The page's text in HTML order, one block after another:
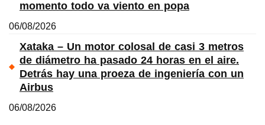
momento todo va viento en popa
06/08/2026
Xataka – Un motor colosal de casi 3 metros
de diámetro ha pasado 24 horas en el aire.
Detrás hay una proeza de ingeniería con un
Airbus
06/08/2026